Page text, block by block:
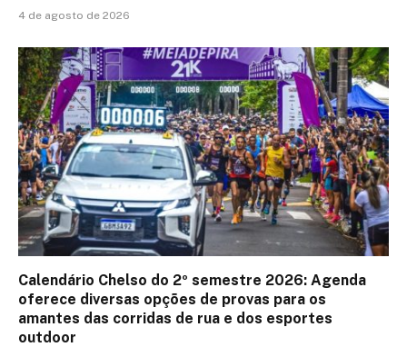
4 de agosto de 2026
Calendário Chelso do 2º semestre 2026: Agenda
oferece diversas opções de provas para os
amantes das corridas de rua e dos esportes
outdoor